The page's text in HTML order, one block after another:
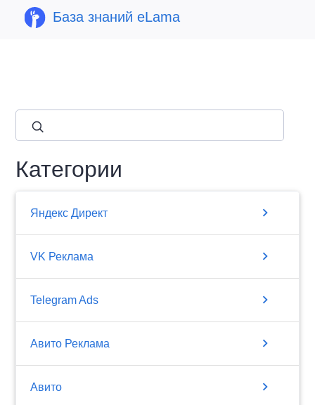
База знаний eLama
Категории
Яндекс Директ chevron_right
VK Реклама chevron_right
Telegram Ads chevron_right
Авито Реклама chevron_right
Авито chevron_right